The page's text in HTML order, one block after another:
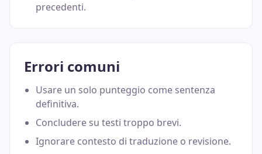
precedenti.
Errori comuni
Usare un solo punteggio come sentenza
definitiva.
Concludere su testi troppo brevi.
Ignorare contesto di traduzione o revisione.